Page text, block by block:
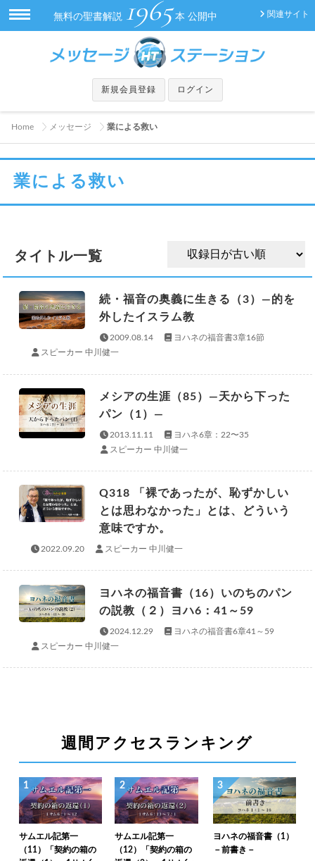
関連サイト
無料の聖書解説 1965 本 公開中
新規会員登録 ログイン
Home メッセージ 業による救い
業による救い
タイトル一覧
続・福音の奥義に生きる（3）―的を
外したイスラム教
2009.08.14
ヨハネの福音書3章16節
スピーカー 中川健一
メシアの生涯（85）—天から下った
パン（1）—
2013.11.11
ヨハネ6章：22〜35
スピーカー 中川健一
Q318 「裸であったが、恥ずかしい
とは思わなかった」とは、どういう
意味ですか。
2022.09.20 スピーカー 中川健一
ヨハネの福音書（16）いのちのパン
の説教（２）ヨハ6：41～59
2024.12.29
ヨハネの福音書6章41～59
スピーカー 中川健一
週間アクセスランキング
1
サムエル記第一
（11）「契約の箱の
2
サムエル記第一
（12）「契約の箱の
3
ヨハネの福音書（1）
－前書き－